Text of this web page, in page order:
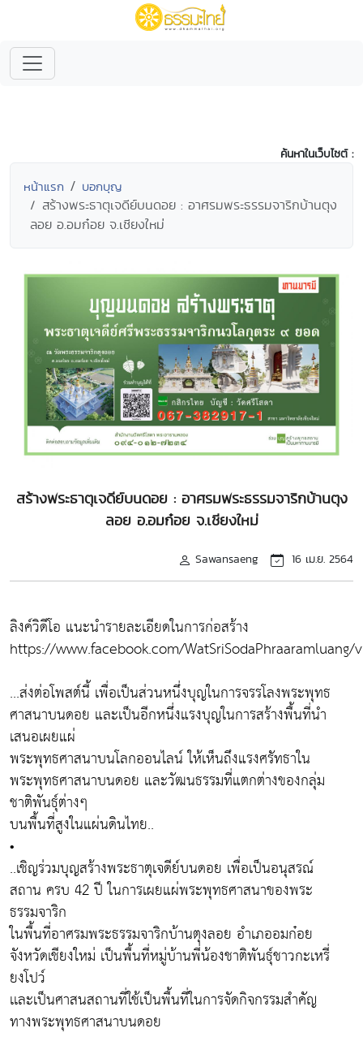
ค้นหาในเว็บไซต์ :
หน้าแรก บอกบุญ
สร้างพระธาตุเจดีย์บนดอย : อาศรมพระธรรมจาริกบ้านตุง
ลอย อ.อมก๋อย จ.เชียงใหม่
สร้างพระธาตุเจดีย์บนดอย : อาศรมพระธรรมจาริกบ้านตุง
ลอย อ.อมก๋อย จ.เชียงใหม่
Sawansaeng 16 เม.ย. 2564
ลิงค์วิดีโอ แนะนำรายละเอียดในการก่อสร้าง
https://www.facebook.com/WatSriSodaPhraaramluang/
...ส่งต่อโพสต์นี้ เพื่อเป็นส่วนหนึ่งบุญในการจรรโลงพระพุทธ
ศาสนาบนดอย และเป็นอีกหนึ่งแรงบุญในการสร้างพื้นที่นำ
เสนอเผยแผ่
พระพุทธศาสนาบนโลกออนไลน์ ให้เห็นถึงแรงศรัทธาใน
พระพุทธศาสนาบนดอย และวัฒนธรรมที่แตกต่างของกลุ่ม
ชาติพันธุ์ต่างๆ
บนพื้นที่สูงในแผ่นดินไทย..
•
..เชิญร่วมบุญสร้างพระธาตุเจดีย์บนดอย เพื่อเป็นอนุสรณ์
สถาน ครบ 42 ปี ในการเผยแผ่พระพุทธศาสนาของพระ
ธรรมจาริก
ในพื้นที่อาศรมพระธรรมจาริกบ้านตุงลอย อำเภออมก๋อย
จังหวัดเชียงใหม่ เป็นพื้นที่หมู่บ้านพี่น้องชาติพันธุ์ชาวกะเหรี่
ยงโปว์
เเละเป็นศาสนสถานที่ใช้เป็นพื้นที่ในการจัดกิจกรรมสำคัญ
ทางพระพุทธศาสนาบนดอย